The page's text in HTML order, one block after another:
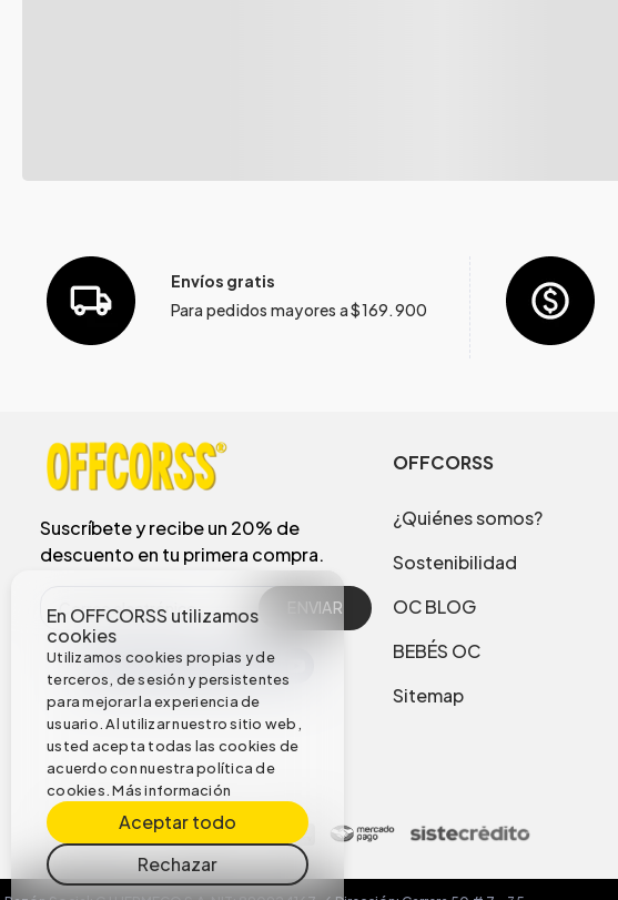
En OFFCORSS utilizamos
cookies
Utilizamos cookies propias y de
terceros, de sesión y persistentes
para mejorar la experiencia de
usuario. Al utilizar nuestro sitio web,
usted acepta todas las cookies de
acuerdo con nuestra política de
cookies.Más información
Aceptar todo
Rechazar
Envíos gratis
Para pedidos mayores a $169.900
Suscríbete y recibe un 20% de
descuento en tu primera compra.
ENVIAR
OFFCORSS
¿Quiénes somos?
Sostenibilidad
OC BLOG
BEBÉS OC
Sitemap